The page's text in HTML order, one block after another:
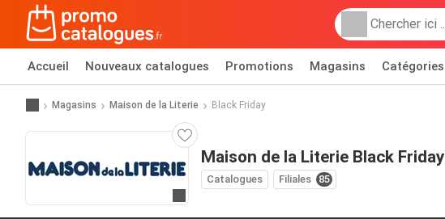
Accueil Nouveaux catalogues Promotions Magasins Catégories
Magasins Maison de la Literie Black Friday
Maison de la Literie Black Friday
Catalogues Filiales 85